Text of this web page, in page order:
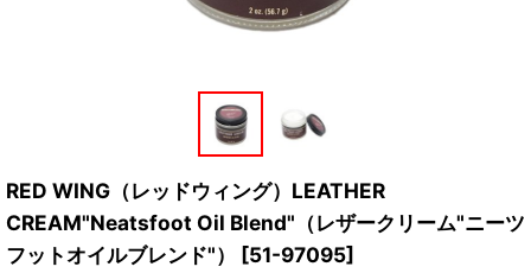
RED WING（レッドウィング）LEATHER
CREAM"Neatsfoot Oil Blend"（レザークリーム"ニーツ
フットオイルブレンド"）
[51-97095]